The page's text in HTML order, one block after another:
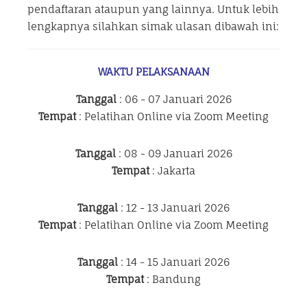
pendaftaran ataupun yang lainnya. Untuk lebih
lengkapnya silahkan simak ulasan dibawah ini:
WAKTU PELAKSANAAN
Tanggal: 06 - 07 Januari 2026
Tempat: Pelatihan Online via Zoom Meeting
Tanggal: 08 - 09 Januari 2026
Tempat: Jakarta
Tanggal : 12 - 13 Januari 2026
Tempat: Pelatihan Online via Zoom Meeting
Tanggal : 14 - 15 Januari 2026
Tempat: Bandung